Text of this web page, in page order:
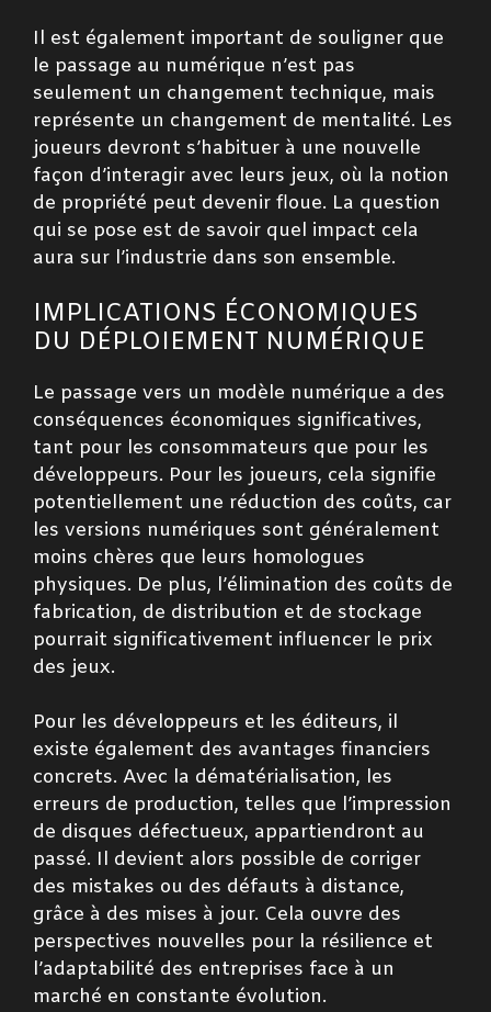
Il est également important de souligner que
le passage au numérique n’est pas
seulement un changement technique, mais
représente un changement de mentalité. Les
joueurs devront s’habituer à une nouvelle
façon d’interagir avec leurs jeux, où la notion
de propriété peut devenir floue. La question
qui se pose est de savoir quel impact cela
aura sur l’industrie dans son ensemble.
IMPLICATIONS ÉCONOMIQUES
DU DÉPLOIEMENT NUMÉRIQUE
Le passage vers un modèle numérique a des
conséquences économiques significatives,
tant pour les consommateurs que pour les
développeurs. Pour les joueurs, cela signifie
potentiellement une réduction des coûts, car
les versions numériques sont généralement
moins chères que leurs homologues
physiques. De plus, l’élimination des coûts de
fabrication, de distribution et de stockage
pourrait significativement influencer le prix
des jeux.
Pour les développeurs et les éditeurs, il
existe également des avantages financiers
concrets. Avec la dématérialisation, les
erreurs de production, telles que l’impression
de disques défectueux, appartiendront au
passé. Il devient alors possible de corriger
des mistakes ou des défauts à distance,
grâce à des mises à jour. Cela ouvre des
perspectives nouvelles pour la résilience et
l’adaptabilité des entreprises face à un
marché en constante évolution.